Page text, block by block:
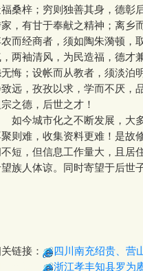
桑梓；穷则独善其身，德彰
，有甘于奉献之精神；离乡
而经商者，须如陶朱漪顿，
两袖清风，为民造福，德才
悔；设帐而从教者，须淡泊
远，孜孜以求，学而不厌，
之德，后世之才！
今城市化之不断发展，大多
则难，收集资料更难！是故
不短，但信息工作量大，且居
族人体谅。同时寄望于后世
链接：
四川南充绍贵、营
浙江孝丰知县罗为